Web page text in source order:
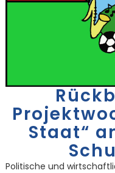
Staat“
Politische und